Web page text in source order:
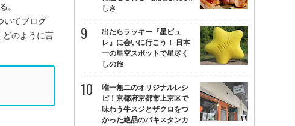
。
いてブログ
どのように言
しさ
出たらラッキー『星ピュ
レ』に会いに行こう！ 日本
一の星空スポットで星尽く
しの旅
唯一無二のオリジナルレシ
ピ！京都府京都市上京区で
味わう牛スジとザクロをつ
かった絶品のパキスタンカ